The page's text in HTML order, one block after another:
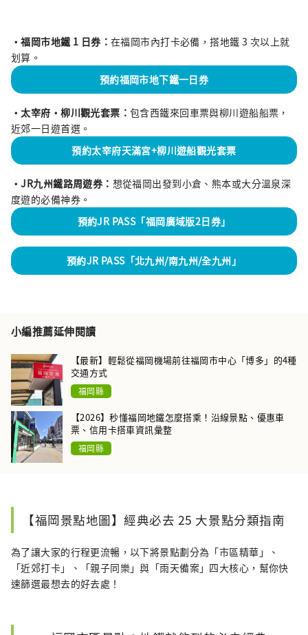
・福岡市地鐵 1 日券：在福岡市內打卡必備，搭地鐵 3 次以上就
划算。
預約福岡市地下鐵一日券
・太宰府・柳川觀光套票：包含西鐵來回車票與柳川遊船船票，
近郊一日遊首選。
預約太宰府天滿宮+柳川遊船觀光套票
・JR九州鐵路周遊券： 想從福岡出發到小倉、熊本或大分溫泉深
度遊的必備神券。
預約JR PASS「福岡廣域版2日券」
預約JR PASS「北九州/南九州/全九州」
小編推薦延伸閱讀
【最新】輕鬆從福岡機場前往福岡市中心「博多」的4種
交通方式
福岡縣
【2026】秒懂福岡地鐵怎麼搭乘！沿線景點、優惠車
票、信用卡搭車資訊彙整
福岡縣
【福岡景點地圖】經典必去 25 大景點分類指南
為了讓大家的行程更流暢，以下將景點劃分為「市區精華」、
「近郊打卡」、「親子同樂」與「雨天備案」四大核心，幫你快
速篩選最想去的好去處！